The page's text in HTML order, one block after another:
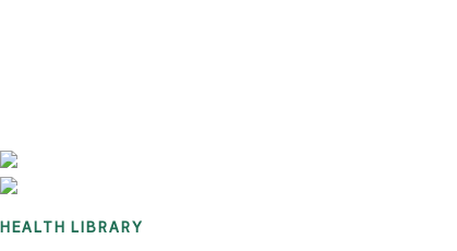
HEALTH LIBRARY